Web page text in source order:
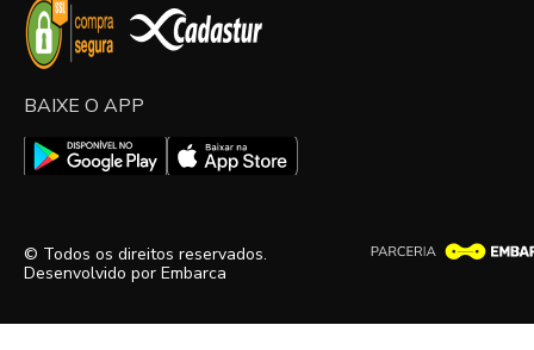
BAIXE O APP
© Todos os direitos reservados.
Desenvolvido por Embarca